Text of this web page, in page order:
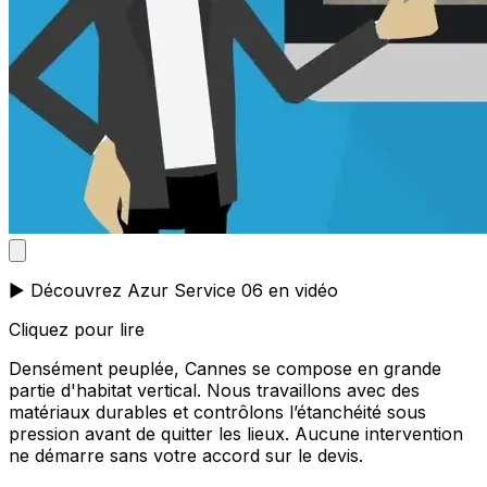
▶️ Découvrez Azur Service 06 en vidéo
Cliquez pour lire
Densément peuplée, Cannes se compose en grande
partie d'habitat vertical. Nous travaillons avec des
matériaux durables et contrôlons l’étanchéité sous
pression avant de quitter les lieux. Aucune intervention
ne démarre sans votre accord sur le devis.